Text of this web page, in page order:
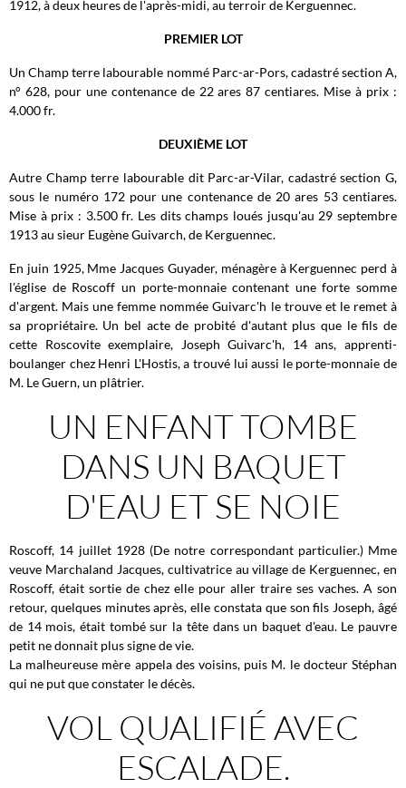
1912, à deux heures de l'après-midi, au terroir de Kerguennec.
PREMIER LOT
Un Champ terre labourable nommé Parc-ar-Pors, cadastré section A,
n° 628, pour une contenance de 22 ares 87 centiares. Mise à prix :
4.000 fr.
DEUXIÈME LOT
Autre Champ terre labourable dit Parc-ar-Vilar, cadastré section G,
sous le numéro 172 pour une contenance de 20 ares 53 centiares.
Mise à prix : 3.500 fr. Les dits champs loués jusqu'au 29 septembre
1913 au sieur Eugène Guivarch, de Kerguennec.
En juin 1925, Mme Jacques Guyader, ménagère à Kerguennec perd à
l'église de Roscoff un porte-monnaie contenant une forte somme
d'argent. Mais une femme nommée Guivarc'h le trouve et le remet à
sa propriétaire. Un bel acte de probité d'autant plus que le fils de
cette Roscovite exemplaire, Joseph Guivarc'h, 14 ans, apprenti-
boulanger chez Henri L'Hostis, a trouvé lui aussi le porte-monnaie de
M. Le Guern, un plâtrier.
UN ENFANT TOMBE
DANS UN BAQUET
D'EAU ET SE NOIE
Roscoff, 14 juillet 1928 (De notre correspondant particulier.) Mme
veuve Marchaland Jacques, cultivatrice au village de Kerguennec, en
Roscoff, était sortie de chez elle pour aller traire ses vaches. A son
retour, quelques minutes après, elle constata que son fils Joseph, âgé
de 14 mois, était tombé sur la tête dans un baquet d'eau. Le pauvre
petit ne donnait plus signe de vie.
La malheureuse mère appela des voisins, puis M. le docteur Stéphan
qui ne put que constater le décès.
VOL QUALIFIÉ AVEC
ESCALADE.